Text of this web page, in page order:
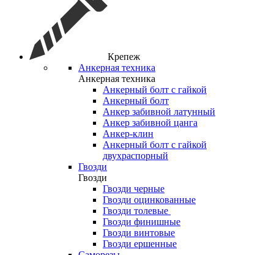
Крепеж
Анкерная техника
Анкерная техника
Анкерный болт с гайкой
Анкерный болт
Анкер забивной латунный
Анкер забивной цанга
Анкер-клин
Анкерный болт с гайкой
двухраспорный
Гвозди
Гвозди
Гвозди черные
Гвозди оцинкованные
Гвозди толевые
Гвозди финишные
Гвозди винтовые
Гвозди ершенные